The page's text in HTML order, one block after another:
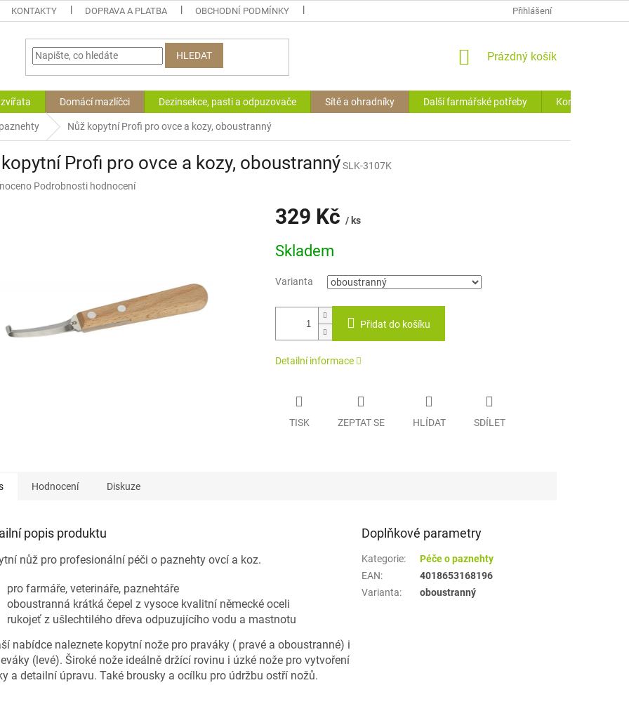
KONTAKTY DOPRAVA A PLATBA OBCHODNÍ PODMÍNKY HODNOCENÍ OBCHODU
Přihlášení
HLEDAT
NÁKUPNÍ
Prázdný košík
Domácí mazlíčci Dezinsekce, pasti a odpuzovače Sítě a ohradníky Další farmářské potřeby Kontakty
Nůž kopytní Profi pro ovce a kozy, oboustranný
Profi pro ovce a kozy, oboustrannýSLK-3107K
Podrobnosti hodnocení
329 Kč / ks
cena:
Skladem
Varianta
Přidat do košíku
Detailní informace
TISK ZEPTAT SE HLÍDAT SDÍLET
Hodnocení Diskuze
popis produktu
nůž pro profesionální péči o paznehty ovcí a koz.
pro farmáře, veterináře, paznehtáře
oboustranná krátká čepel z vysoce kvalitní německé oceli
rukojeť z ušlechtilého dřeva odpuzujícího vodu a mastnotu
nabídce naleznete kopytní nože pro praváky ( pravé a oboustranné) i
(levé). Široké nože ideálně držící rovinu i úzké nože pro vytvoření
a detailní úpravu. Také brousky a ocílku pro údržbu ostří nožů.
Doplňkové parametry
Kategorie:
Péče o paznehty
EAN:
4018653168196
Varianta: oboustranný